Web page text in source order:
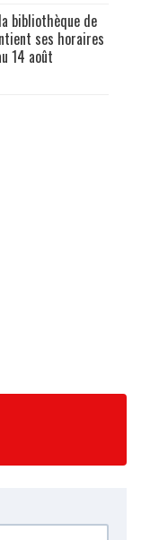
bibliothèque de
ses horaires
14 août